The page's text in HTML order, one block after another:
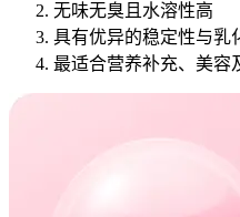
无味无臭且水溶性高
具有优异的稳定性与乳
最适合营养补充、美容